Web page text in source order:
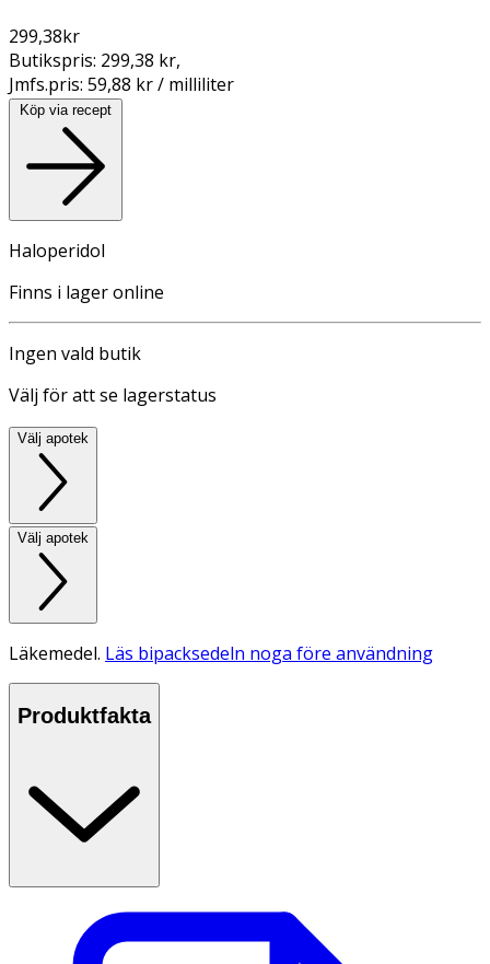
299,38kr
Butikspris: 299,38 kr,
Jmfs.pris: 59,88 kr / milliliter
Köp via recept
Haloperidol
Finns i lager online
Ingen vald butik
Välj för att se lagerstatus
Välj apotek
Välj apotek
Läkemedel. Läs bipacksedeln noga före användning
Produktfakta